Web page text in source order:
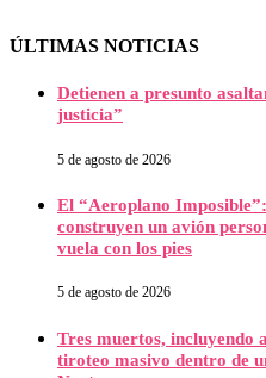
ÚLTIMAS NOTICIAS
Detienen a presunto
justicia”
5 de agosto de 2026
El “Aeroplano
construyen un avión
vuela con los pies
5 de agosto de 2026
Tres muertos, incluyendo
tiroteo masivo dentro de